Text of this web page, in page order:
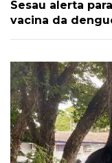
Sesau alerta
vacina da